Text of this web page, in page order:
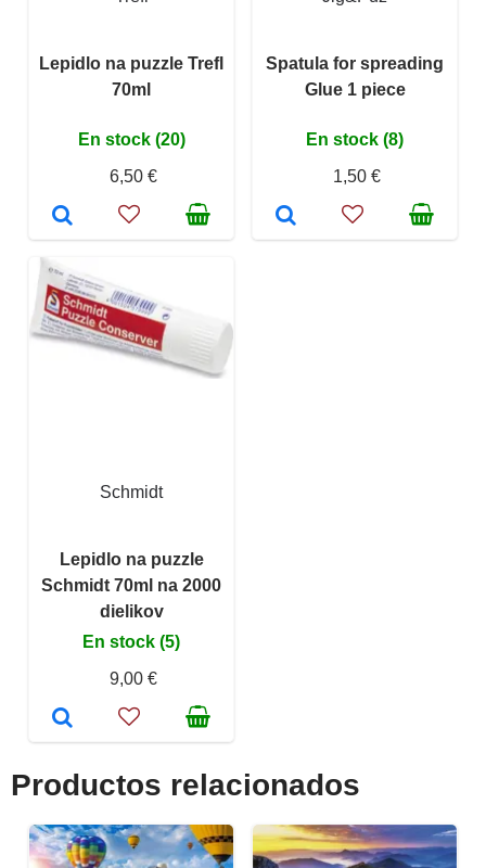
Lepidlo na puzzle Trefl
70ml
En stock (20)
6,50 €
Spatula for spreading
Glue 1 piece
En stock (8)
1,50 €
Schmidt
Lepidlo na puzzle
Schmidt 70ml na 2000
dielikov
En stock (5)
9,00 €
Productos relacionados